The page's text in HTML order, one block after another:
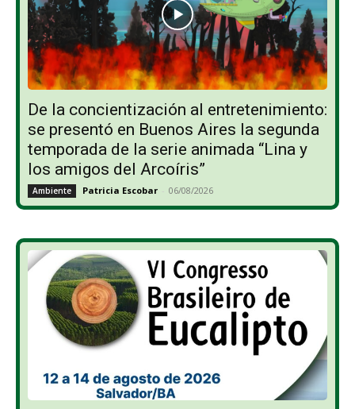
De la concientización al entretenimiento:
se presentó en Buenos Aires la segunda
temporada de la serie animada “Lina y
los amigos del Arcoíris”
Ambiente Patricia Escobar - 06/08/2026